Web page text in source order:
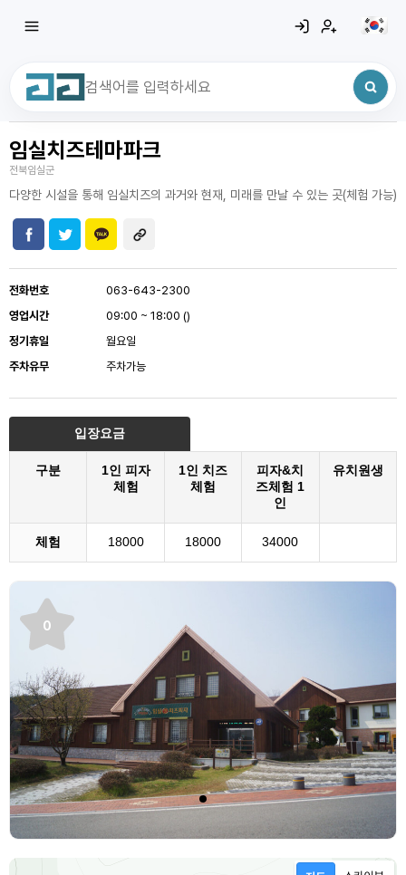
최근 검색어
임실치즈테마파크
전북임실군
다양한 시설을 통해 임실치즈의 과거와 현재, 미래를 만날 수 있는 곳(체험 가능)
전화번호
063-643-2300
영업시간
09:00 ~ 18:00 ()
정기휴일
월요일
주차유무
주차가능
입장요금
구분
1인 피자
체험
1인 치즈
체험
피자&치
즈체험 1
인
유치원생
체험 18000 18000 34000
0